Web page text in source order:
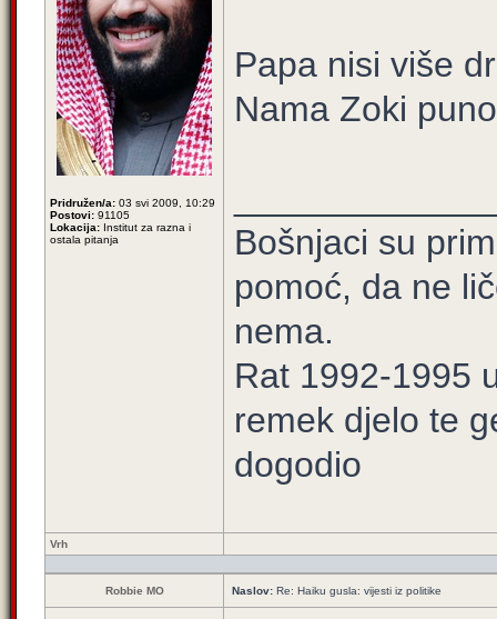
Pridružen/a: 03 svi 2009, 10:29
Postovi: 91105
Lokacija: Institut za razna i
ostala pitanja
Papa nisi više
Nama Zoki
Bošnjaci su
pomoć, da ne
nema.
Rat 1992-1995
remek djelo te
dogodio
Vrh
Robbie MO Naslov: Re: Haiku gusla: vijesti iz politike